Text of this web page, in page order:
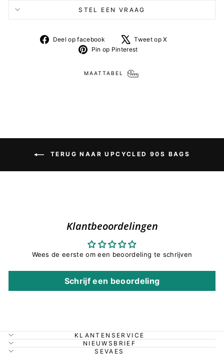
STEL EEN VRAAG
Deel op facebook
Deel
op
Tweet op X
Pin op Pinterest
MAATTABEL
TERUG NAAR UPCYCLED 90S BAGS
Klantbeoordelingen
Wees de eerste om een beoordeling te schrijven
Schrijf een beoordeling
KLANTENSERVICE
NIEUWSBRIEF
SEVAES